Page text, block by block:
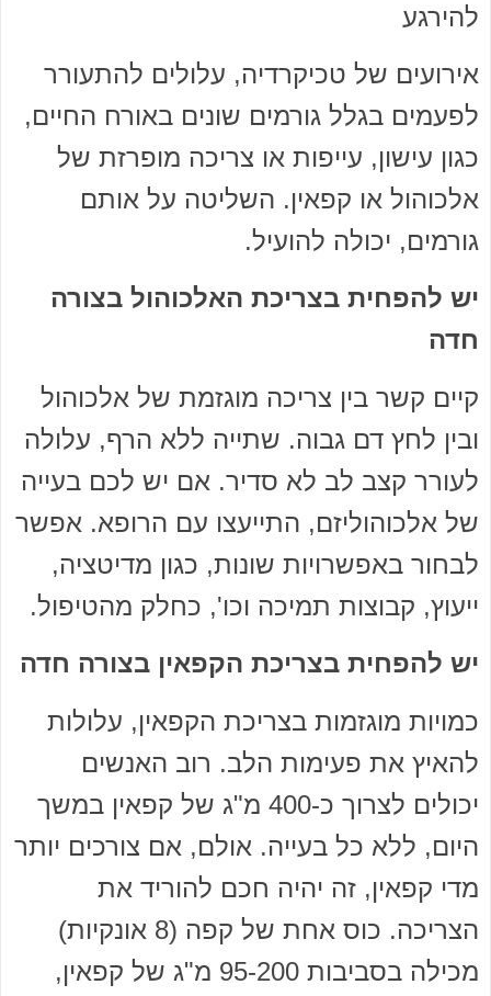
להירגע
אירועים של טכיקרדיה, עלולים להתעורר
לפעמים בגלל גורמים שונים באורח החיים,
כגון עישון, עייפות או צריכה מופרזת של
אלכוהול או קפאין. השליטה על אותם
גורמים, יכולה להועיל.
יש להפחית בצריכת האלכוהול בצורה
חדה
קיים קשר בין צריכה מוגזמת של אלכוהול
ובין לחץ דם גבוה. שתייה ללא הרף, עלולה
לעורר קצב לב לא סדיר. אם יש לכם בעייה
של אלכוהוליזם, התייעצו עם הרופא. אפשר
לבחור באפשרויות שונות, כגון מדיטציה,
ייעוץ, קבוצות תמיכה וכו', כחלק מהטיפול.
יש להפחית בצריכת הקפאין בצורה חדה
כמויות מוגזמות בצריכת הקפאין, עלולות
להאיץ את פעימות הלב. רוב האנשים
יכולים לצרוך כ-400 מ"ג של קפאין במשך
היום, ללא כל בעייה. אולם, אם צורכים יותר
מדי קפאין, זה יהיה חכם להוריד את
הצריכה. כוס אחת של קפה (8 אונקיות)
מכילה בסביבות 95-200 מ"ג של קפאין,